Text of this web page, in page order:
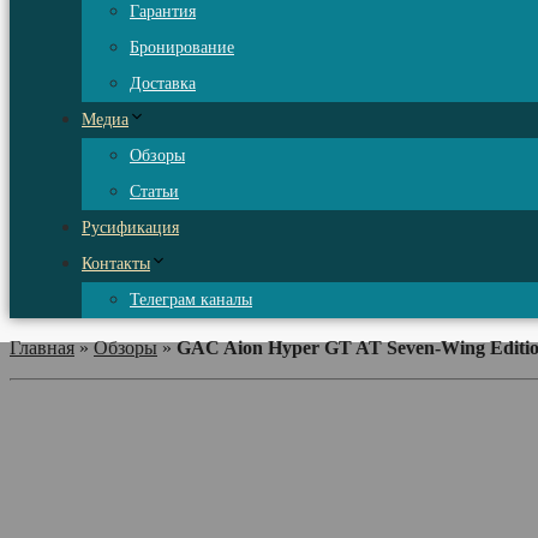
Гарантия
Бронирование
Доставка
Медиа
Обзоры
Статьи
Русификация
Контакты
Телеграм каналы
Главная»Обзоры»GAC Aion Hyper GT AT Seven-Wing